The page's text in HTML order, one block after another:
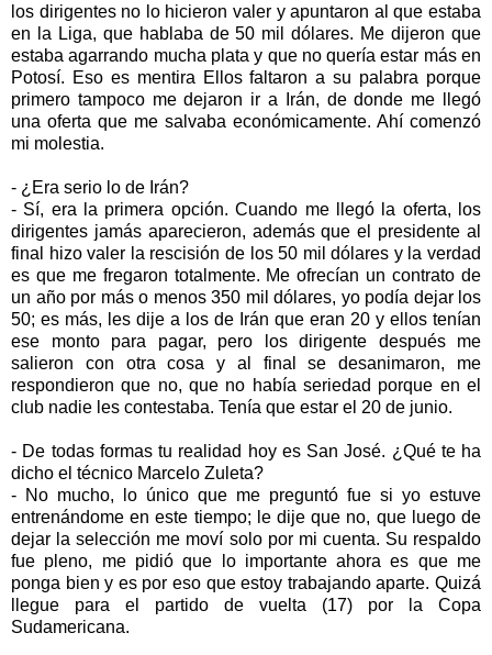
los dirigentes no lo hicieron valer y apuntaron al que estaba
en la Liga, que hablaba de 50 mil dólares. Me dijeron que
estaba agarrando mucha plata y que no quería estar más en
Potosí. Eso es mentira Ellos faltaron a su palabra porque
primero tampoco me dejaron ir a Irán, de donde me llegó
una oferta que me salvaba económicamente. Ahí comenzó
mi molestia.
- ¿Era serio lo de Irán?
- Sí, era la primera opción. Cuando me llegó la oferta, los
dirigentes jamás aparecieron, además que el presidente al
final hizo valer la rescisión de los 50 mil dólares y la verdad
es que me fregaron totalmente. Me ofrecían un contrato de
un año por más o menos 350 mil dólares, yo podía dejar los
50; es más, les dije a los de Irán que eran 20 y ellos tenían
ese monto para pagar, pero los dirigente después me
salieron con otra cosa y al final se desanimaron, me
respondieron que no, que no había seriedad porque en el
club nadie les contestaba. Tenía que estar el 20 de junio.
- De todas formas tu realidad hoy es San José. ¿Qué te ha
dicho el técnico Marcelo Zuleta?
- No mucho, lo único que me preguntó fue si yo estuve
entrenándome en este tiempo; le dije que no, que luego de
dejar la selección me moví solo por mi cuenta. Su respaldo
fue pleno, me pidió que lo importante ahora es que me
ponga bien y es por eso que estoy trabajando aparte. Quizá
llegue para el partido de vuelta (17) por la Copa
Sudamericana.